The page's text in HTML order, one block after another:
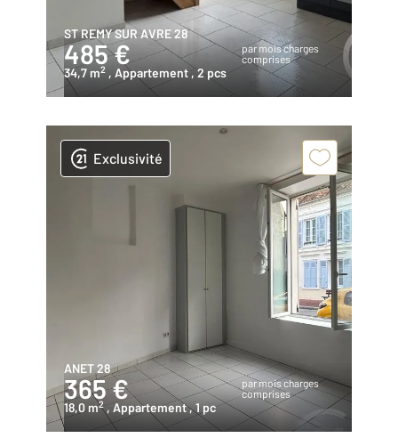
ST REMY SUR AVRE 28
485 €
par mois charges
comprises
34,7 m2 , Appartement , 2 pcs
Exclusivité
ANET 28
365 €
par mois charges
comprises
18,0 m2 , Appartement, 1 pc